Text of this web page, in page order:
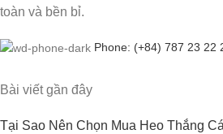
toàn và bền bỉ.
Phone: (+84) 787 23 22
Bài viết gần đây
Tại Sao Nên Chọn Mua Heo Thắng